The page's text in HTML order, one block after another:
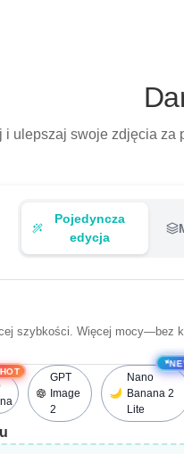
i ulepszaj swoje zdjęcia
Pojedyncza
edycja
szybkości. Więcej mocy—bez
HOT
GPT
Image
2
Nano
Banana 2
Lite
✦